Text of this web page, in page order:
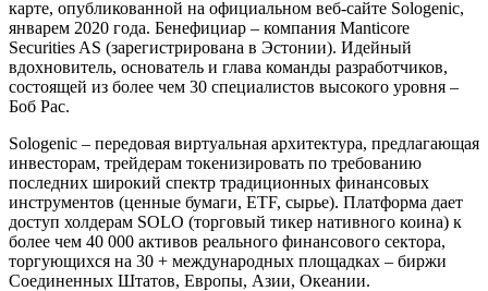
карте, опубликованной на официальном веб-сайте Sologenic,
январем 2020 года. Бенефициар – компания Manticore
Securities AS (зарегистрирована в Эстонии). Идейный
вдохновитель, основатель и глава команды разработчиков,
состоящей из более чем 30 специалистов высокого уровня –
Боб Рас.
Sologenic – передовая виртуальная архитектура, предлагающая
инвесторам, трейдерам токенизировать по требованию
последних широкий спектр традиционных финансовых
инструментов (ценные бумаги, ETF, сырье). Платформа дает
доступ холдерам SOLO (торговый тикер нативного коина) к
более чем 40 000 активов реального финансового сектора,
торгующихся на 30 + международных площадках – биржи
Соединенных Штатов, Европы, Азии, Океании.